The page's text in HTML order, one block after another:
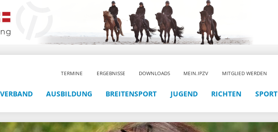
TERMINE ERGEBNISSE DOWNLOADS MEIN.IPZV MITGLIED WERDEN
VERBAND AUSBILDUNG BREITENSPORT JUGEND RICHTEN SPORT